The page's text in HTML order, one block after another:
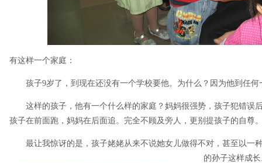
有这样一个家庭：
孩子9岁了，到现在还没有一个学校要他。为什么？因为他到任何
这样的孩子，他有一个什么样的家庭？妈妈很强势，孩子犯错误
孩子在前面跑，妈妈在后面追。完全不顾及旁人，更别提孩子的自尊
最让我惊讶的是，孩子姥姥从来不说她女儿做得不对，甚至以一
的孙子这样成